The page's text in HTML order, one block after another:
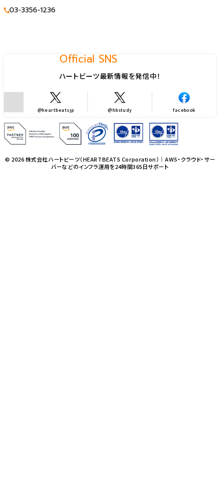
03-3356-1236
Official SNS
ハートビーツ最新情報を発信中！
@heartbeatsjp @hbstudy facebook
© 2026 株式会社ハートビーツ（HEARTBEATS Corporation）｜AWS・クラウド・サー
バーなどのインフラ運用を24時間365日サポート